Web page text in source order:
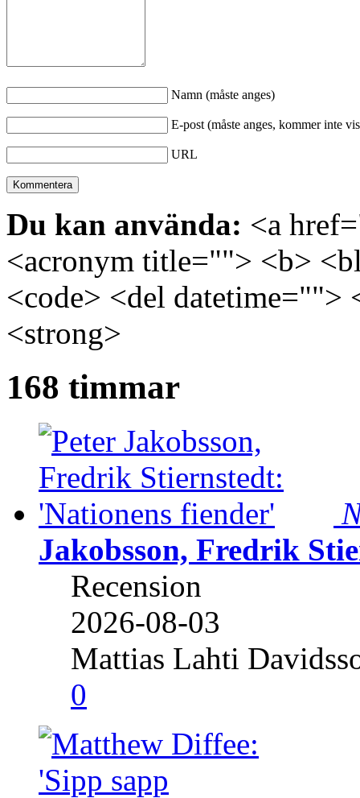
Namn (måste anges)
E-post (måste anges, kommer inte
URL
Du kan använda: <a
<acronym title=""> <b>
<code> <del
<strong>
168 timmar
Jakobsson, Fredrik
Recension
2026-08-03
Mattias Lahti
0